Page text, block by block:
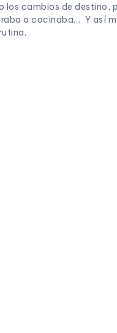
cambios de destino,
o cocinaba… Y así